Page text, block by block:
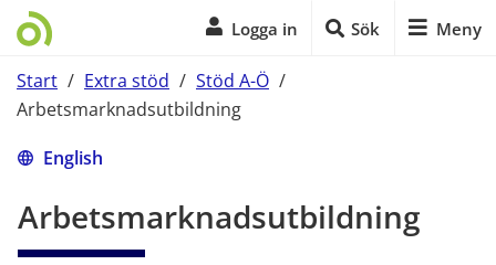
Logga in Sök Meny
Start / Extra stöd / Stöd A-Ö /
Arbetsmarknadsutbildning
English
Arbetsmarknads­utbildning